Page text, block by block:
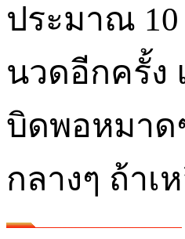
ประมาณ
นวดอีกครั้ง
บิดพอหมาด
กลางๆ ถ้าเ